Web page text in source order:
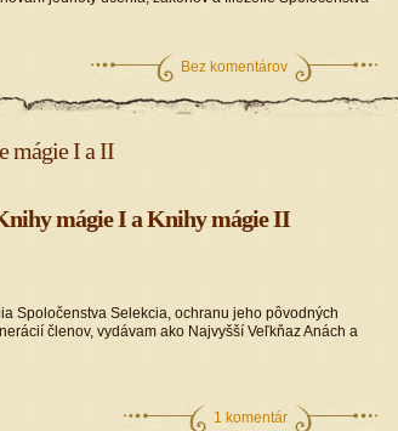
Bez komentárov
mágie I a II
mágie I a Knihy mágie II
Spoločenstva Selekcia, ochranu jeho pôvodných
členov, vydávam ako Najvyšší Veľkňaz Anách a
1 komentár